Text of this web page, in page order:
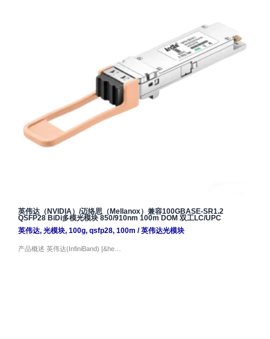
英伟达（NVIDIA）/迈络思（Mellanox）兼容100GBASE-SR1.2
QSFP28 BiDi多模光模块 850/910nm 100m DOM 双工LC/UPC
英伟达, 光模块, 100g, qsfp28, 100m /英伟达光模块
产品概述 英伟达(InfiniBand) [&he…